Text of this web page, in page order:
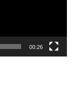
00:26